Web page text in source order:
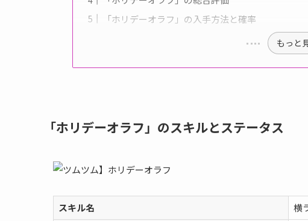
「ホリデーオラフ」の入手方法と確率
もっと
「ホリデーオラフ」のスキルとステータス
スキル名
横